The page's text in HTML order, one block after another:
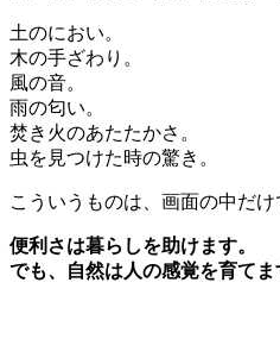
土のにおい。
木の手ざわり。
風の音。
雨の匂い。
焚き火のあたたかさ。
虫を見つけた時の驚き。
こういうものは、画面の中だけ
便利さは暮らしを助けます。
でも、自然は人の感覚を育てま